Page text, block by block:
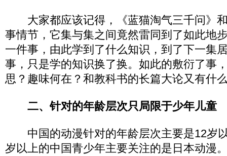
大家都应该记得，《蓝猫淘气三千问》
事情节，它集与集之间竟然雷同到了如此地
一件事，由此学到了什么知识，到了下一集
事，只是学的知识换了换。如此的敷衍了事
思？趣味何在？和教科书的长篇大论又有什
二、针对的年龄层次只局限于少年儿童
中国的动漫针对的年龄层次主要是12岁
岁以上的中国青少年主要关注的是日本动漫